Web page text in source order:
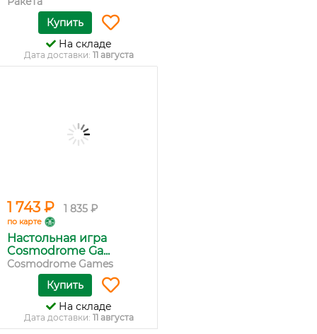
Купить
На складе
Дата доставки: 11 августа
1 743 ₽ 1 835 ₽
по карте
Настольная игра
Cosmodrome Ga...
Cosmodrome Games
Купить
На складе
Дата доставки: 11 августа